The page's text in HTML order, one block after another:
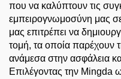
που να καλύπτουν τις
εμπειρογνωμοσύνη μας
μας επιτρέπει να
τομή, τα οποία παρέχουν
ανάμεσα στην ασφάλεια
Επιλέγοντας την Mingda